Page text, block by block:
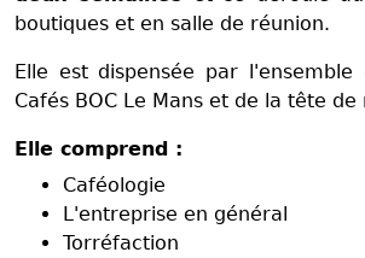
boutiques et en salle de réunion.
Elle est dispensée par l'ensemble
Cafés BOC Le Mans et de la tête de
Elle comprend :
Caféologie
L'entreprise en général
Torréfaction